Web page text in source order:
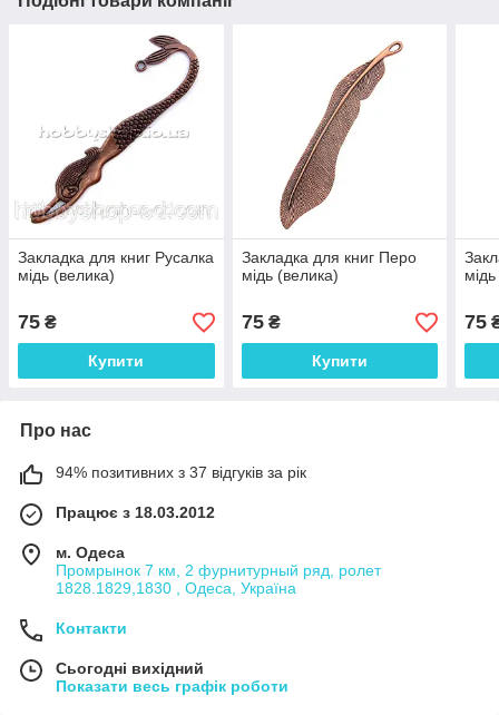
Закладка для книг Русалка
мідь (велика)
75 ₴
Купити
Закладка для книг Перо
мідь (велика)
75₴
Купити
75
Про нас
94% позитивних з 37 відгуків за рік
Працює з 18.03.2012
м. Одеса
Промрынок 7 км, 2 фурнитурный ряд, ролет
1828.1829,1830 , Одеса, Україна
Контакти
Сьогодні вихідний
Показати весь графік роботи